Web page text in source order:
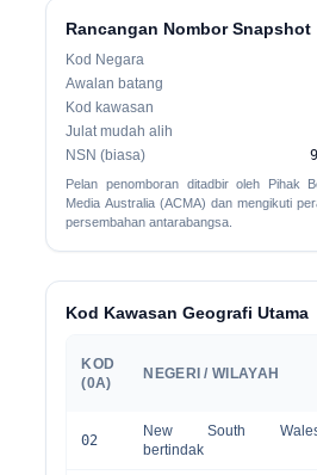
Rancangan Nombor Snapshot
Kod Negara
Awalan batang
Kod kawasan
Julat mudah alih
NSN (biasa)
Pelan penomboran ditadbir oleh Pihak
Media Australia (ACMA) dan mengikuti
persembahan antarabangsa.
Kod Kawasan Geografi Utama
KOD
(0A)
NEGERI / WILAYAH
02
New South
bertindak